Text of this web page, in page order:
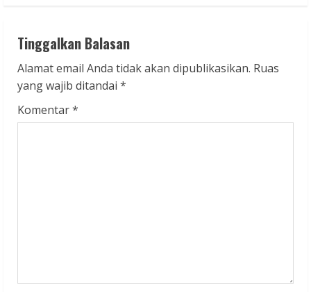
u
e
R
e
g
Tinggalkan Balasan
Alamat email Anda tidak akan dipublikasikan. Ruas
yang wajib ditandai *
Komentar*